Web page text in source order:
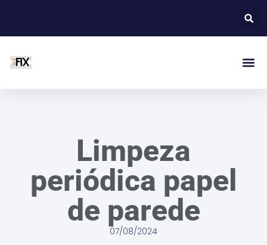
Limpeza
periódica papel
de parede
07/08/2024